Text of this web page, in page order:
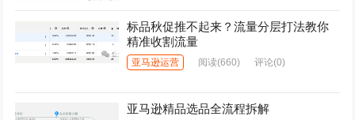
标品秋促推不起来？流量分层打法教你
精准收割流量
亚马逊运营 阅读(660) 评论(0)
亚马逊精品选品全流程拆解